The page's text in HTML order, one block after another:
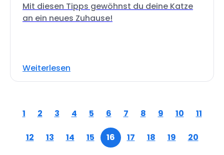
Mit diesen Tipps gewöhnst du deine Katze
an ein neues Zuhause!
Weiterlesen
1 2 3 4 5 6 7 8 9 10 11
12 13 14 15 16 17 18 19 20